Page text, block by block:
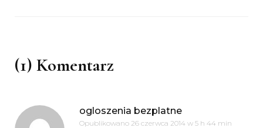
(1) Komentarz
ogloszenia bezplatne
Opublikowano 26 czerwca 2014 w 5 h 44 min